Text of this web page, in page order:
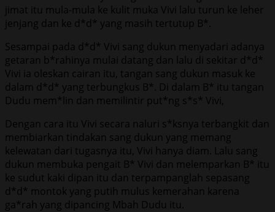
jimat itu mula-mula ke kulit muka Vivi lalu turun ke leher
jenjang dan ke d*d* yang masih tertutup B*.
Sesampai pada d*d* Vivi sang dukun menyadari adanya
getaran b*rahinya mulai datang dan lalu di sekitar d*d*
Vivi ia oleskan cairan itu, tangan sang dukun masuk ke
dalam d*d* yang terbungkus B*. Di dalam B* itu tangan
Dudu mem*lin dan memilintir put*ng s*s* Vivi,
Dengan cara itu Vivi secara naluri s*ksnya terbangkit dan
membiarkan tindakan sang dukun yang memang
kelewatan dari tugasnya itu, Vivi hanya diam. Lalu sang
dukun membuka pengait B* Vivi dan melemparkan B* itu
ke sudut kaki dipan itu dan terpampanglah sepasang
d*d* montok yang putih mulus kemerahan karena
ga*rah yang dipancing Mbah Dudu itu.